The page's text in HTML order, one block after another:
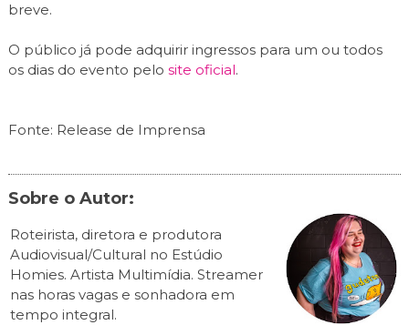
breve.
O público já pode adquirir ingressos para um ou todos
os dias do evento pelo site oficial.
Fonte: Release de Imprensa
Sobre o Autor:
Roteirista, diretora e produtora
Audiovisual/Cultural no Estúdio
Homies. Artista Multimídia. Streamer
nas horas vagas e sonhadora em
tempo integral.